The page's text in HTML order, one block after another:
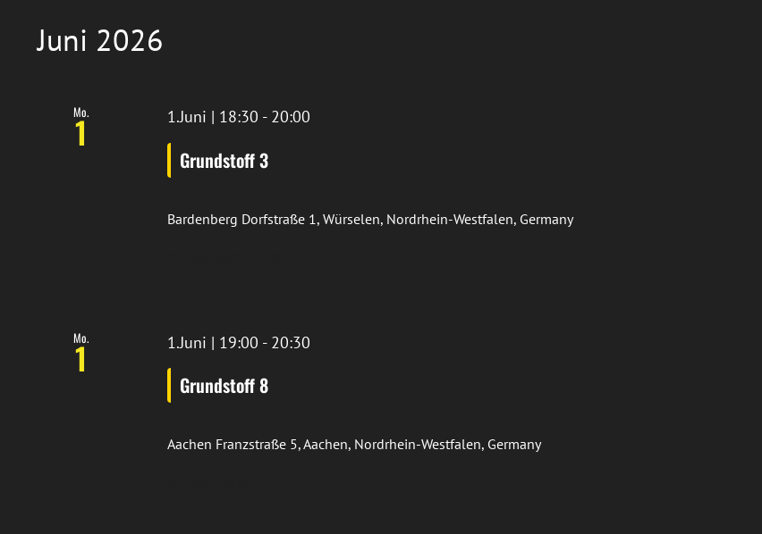
Juni 2026
Mo.
1
Grundstoff 3
1.Juni | 18:30 - 20:00
Bardenberg Dorfstraße 1, Würselen, Nordrhein-Westfalen, Germany
Mo.
1
Grundstoff 8
1.Juni | 19:00 - 20:30
Aachen Franzstraße 5, Aachen, Nordrhein-Westfalen, Germany